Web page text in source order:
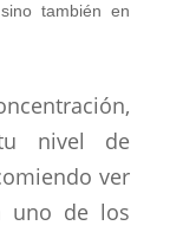
también en
nivel de
ver
uno de los